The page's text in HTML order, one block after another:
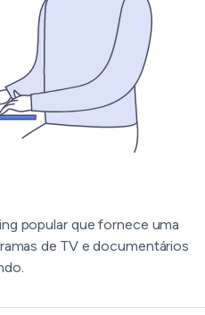
popular que fornece uma
de TV e documentários